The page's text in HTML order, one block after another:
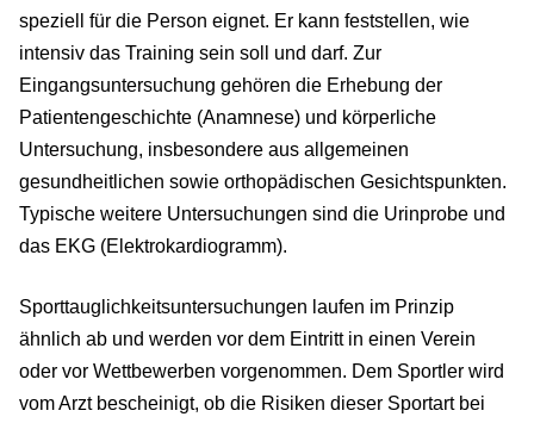
speziell für die Person eignet. Er kann feststellen, wie
intensiv das Training sein soll und darf. Zur
Eingangsuntersuchung gehören die Erhebung der
Patientengeschichte (Anamnese) und körperliche
Untersuchung, insbesondere aus allgemeinen
gesundheitlichen sowie orthopädischen Gesichtspunkten.
Typische weitere Untersuchungen sind die Urinprobe und
das EKG (Elektrokardiogramm).
Sporttauglichkeitsuntersuchungen laufen im Prinzip
ähnlich ab und werden vor dem Eintritt in einen Verein
oder vor Wettbewerben vorgenommen. Dem Sportler wird
vom Arzt bescheinigt, ob die Risiken dieser Sportart bei